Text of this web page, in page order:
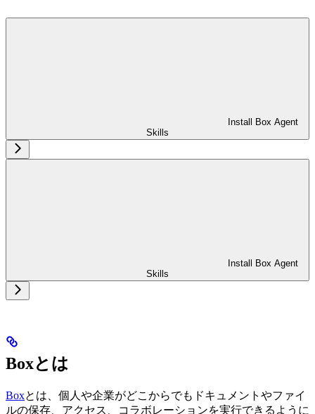
Install Box Agent
Skills
Install Box Agent
Skills
Boxとは
Boxとは、個人や企業がどこからでもドキュメントやファイ
ルの保存、アクセス、コラボレーションを実行できるように